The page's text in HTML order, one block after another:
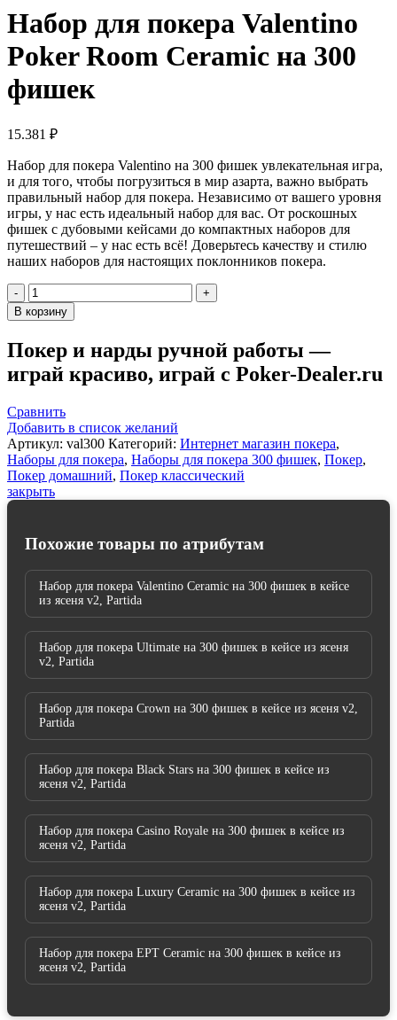
Набор для покера Valentino
Poker Room Ceramic на 300
фишек
15.381 ₽
Набор для покера Valentino на 300 фишек увлекательная игра,
и для того, чтобы погрузиться в мир азарта, важно выбрать
правильный набор для покера. Независимо от вашего уровня
игры, у нас есть идеальный набор для вас. От роскошных
фишек с дубовыми кейсами до компактных наборов для
путешествий – у нас есть всё! Доверьтесь качеству и стилю
наших наборов для настоящих поклонников покера.
Количество
товара
Набор
покера
Valentino
Poker
Ceramic
на
300
фишек
В корзину
Покер и нарды ручной работы —
играй красиво, играй с Poker-Dealer.ru
Сравнить
Добавить в список желаний
Артикул: val300 Категорий: Интернет магазин покера,
Наборы для покера, Наборы для покера 300 фишек, Покер,
Покер домашний, Покер классический
закрыть
Похожие товары по атрибутам
Набор для покера Valentino Ceramic на 300 фишек в кейсе
из ясеня v2, Partida
Набор для покера Ultimate на 300 фишек в кейсе из ясеня
v2, Partida
Набор для покера Crown на 300 фишек в кейсе из ясеня v2,
Partida
Набор для покера Black Stars на 300 фишек в кейсе из
ясеня v2, Partida
Набор для покера Casino Royale на 300 фишек в кейсе из
ясеня v2, Partida
Набор для покера Luxury Ceramic на 300 фишек в кейсе из
ясеня v2, Partida
Набор для покера EPT Ceramic на 300 фишек в кейсе из
ясеня v2, Partida